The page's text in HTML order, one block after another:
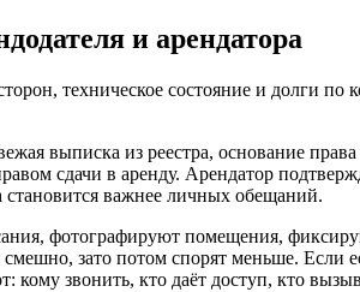
и арендатора
техническое состояние и долги
выписка из реестра, основание
сдачи в аренду. Арендатор
становится важнее личных обещаний.
фотографируют помещения,
зато потом спорят меньше. Если
звонить, кто даёт доступ, кто